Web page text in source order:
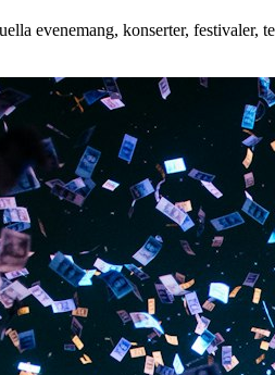
evenemang, konserter, festivaler,